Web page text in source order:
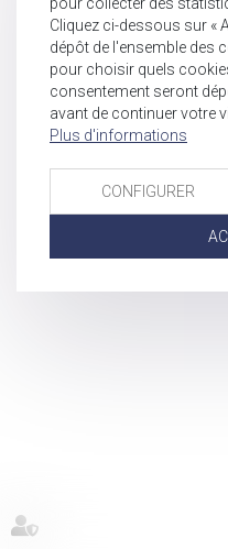
Cliquez ci-dessous sur «
dépôt de l'ensemble des
pour choisir quels
consentement seront
avant de continuer votre
Plus d'informations
CONFIGURER